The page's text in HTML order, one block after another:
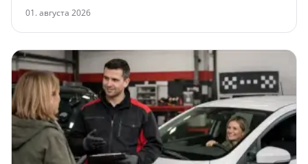
избежать простоя.
01. августа 2026